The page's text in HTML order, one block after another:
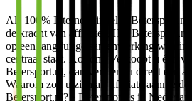
Als 100% Internetwinkel is Betersport.nl
de kracht van affiliates. Het Betersport.nl
op een langdurige samenwerking waarin
centraal staat. Kortom: Verkoopt u één
Betersport.nl, dan verdient u direct een
Waarom zou u zich als affiliate
Betersport.nl? • Betersport is in